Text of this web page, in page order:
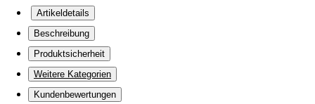
Artikeldetails
Beschreibung
Produktsicherheit
Weitere Kategorien
Kundenbewertungen